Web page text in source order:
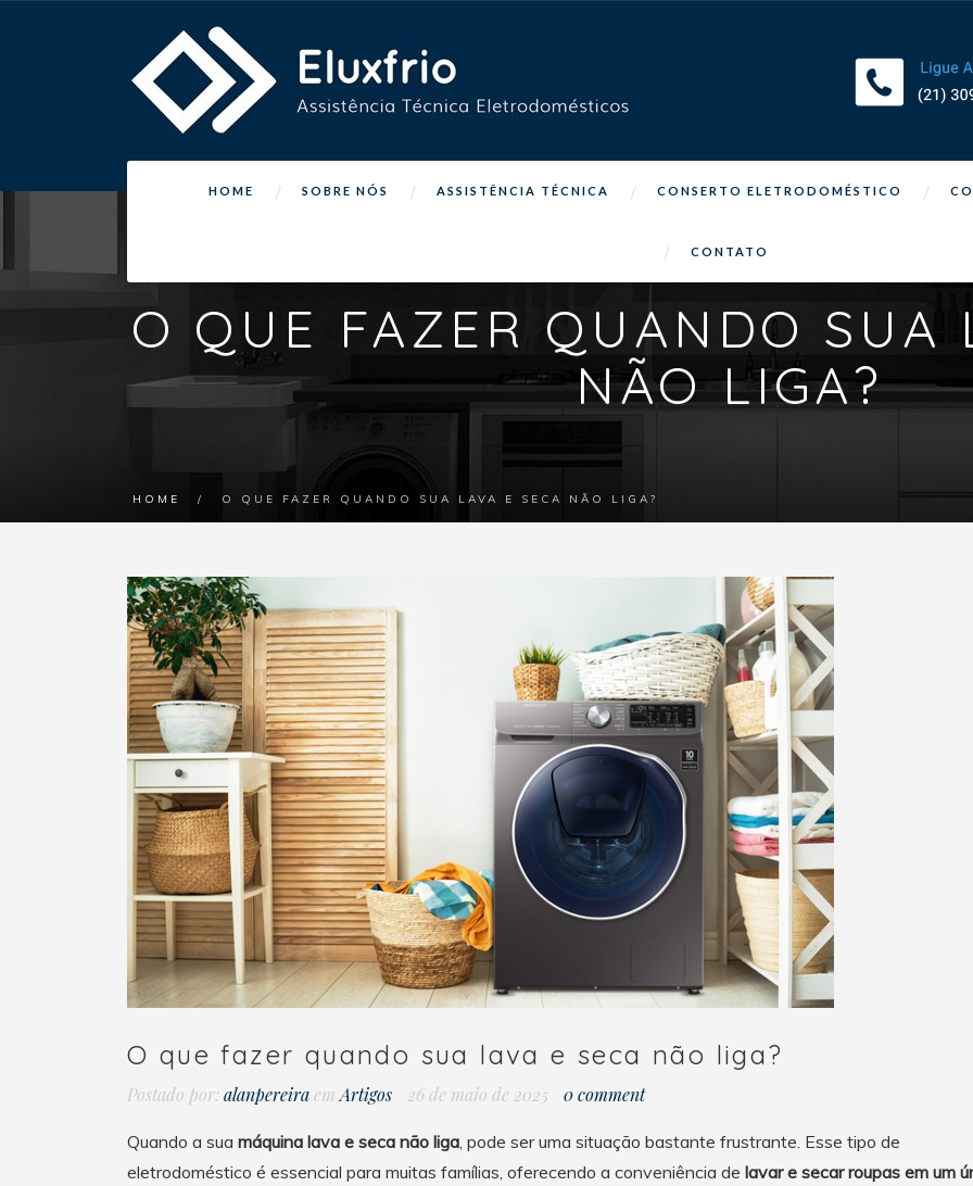
HOME SOBRE NÓS ASSISTÊNCIA TÉCNICA CONSERTO ELETRODOMÉSTICO
CONTATO
O QUE FAZER QUANDO SUA
NÃO LIGA?
HOME / O QUE FAZER QUANDO SUA LAVA E SECA NÃO LIGA?
O que fazer quando sua lava e seca não liga?
Postado por:alanpereiraem Artigos 26 de maio de 2025 0 comment
Quando a sua máquina lava e seca não liga, pode ser uma situação bastante frustrante. Esse tipo de
eletrodoméstico é essencial para muitas famílias, oferecendo a conveniência de lavar e secar roupas em um